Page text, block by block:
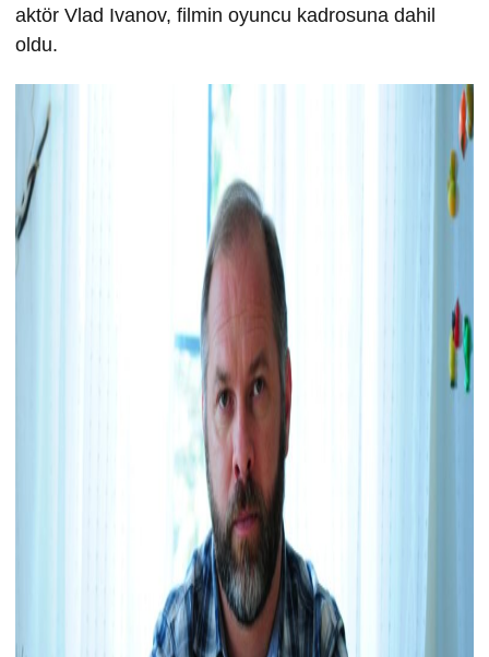
aktör Vlad Ivanov, filmin oyuncu kadrosuna dahil
oldu.